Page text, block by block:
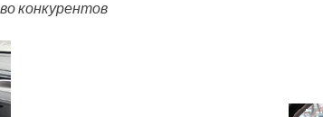
конкурентов